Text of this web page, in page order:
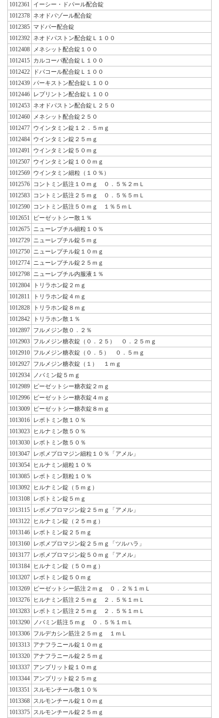
1012361
イーシー・ドパール配合錠
1012378 ネオドパゾール配合錠
1012385 マドパー配合錠
1012392 ネオドパストン配合錠Ｌ１００
1012408
メネシット配合錠１００
1012415 カルコーパ配合錠Ｌ１００
1012422
ドパコール配合錠Ｌ１００
1012439 パーキストン配合錠Ｌ１００
1012446 レプリントン配合錠Ｌ１００
1012453 ネオドパストン配合錠Ｌ２５０
1012460
メネシット配合錠２５０
1012477 ウインタミン錠１２．５ｍｇ
1012484 ウインタミン錠２５ｍｇ
1012491
ウインタミン錠５０ｍｇ
1012507 ウインタミン錠１００ｍｇ
1012569 ウインタミン細粒（１０％）
1012576
コントミン筋注１０ｍｇ ０．５％２ｍＬ
1012583
コントミン筋注２５ｍｇ ０．５％５ｍＬ
1012590
コントミン筋注５０ｍｇ １％５ｍＬ
1012651
ピーゼットシー散１％
1012675
ニューレプチル細粒１０％
1012729
ニューレプチル錠５ｍｇ
1012750
ニューレプチル錠１０ｍｇ
1012774
ニューレプチル錠２５ｍｇ
1012798
ニューレプチル内服液１％
1012804
トリラホン錠２ｍｇ
1012811
トリラホン錠４ｍｇ
1012828
トリラホン錠８ｍｇ
1012842
トリラホン散１％
1012897 フルメジン散０．２％
1012903 フルメジン糖衣錠（０．２５） ０．２５ｍｇ
1012910 フルメジン糖衣錠（０．５） ０．５ｍｇ
1012927 フルメジン糖衣錠（１） １ｍｇ
1012934
ノバミン錠５ｍｇ
1012989
ピーゼットシー糖衣錠２ｍｇ
1012996
ピーゼットシー糖衣錠４ｍｇ
1013009
ピーゼットシー糖衣錠８ｍｇ
1013016 レボトミン散１０％
1013023
ヒルナミン散５０％
1013030 レボトミン散５０％
1013047 レボメプロマジン細粒１０％「アメル」
1013054
ヒルナミン細粒１０％
1013085 レボトミン顆粒１０％
1013092
ヒルナミン錠（５ｍｇ）
1013108 レボトミン錠５ｍｇ
1013115 レボメプロマジン錠２５ｍｇ「アメル」
1013122
ヒルナミン錠（２５ｍｇ）
1013146 レボトミン錠２５ｍｇ
1013160 レボメプロマジン錠２５ｍｇ「ツルハラ」
1013177 レボメプロマジン錠５０ｍｇ「アメル」
1013184
ヒルナミン錠（５０ｍｇ）
1013207 レボトミン錠５０ｍｇ
1013269
ピーゼットシー筋注２ｍｇ ０．２％１ｍＬ
1013276
ヒルナミン筋注２５ｍｇ ２．５％１ｍＬ
1013283 レボトミン筋注２５ｍｇ ２．５％１ｍＬ
1013290
ノバミン筋注５ｍｇ ０．５％１ｍＬ
1013306 フルデカシン筋注２５ｍｇ １ｍＬ
1013313 アナフラニール錠１０ｍｇ
1013320 アナフラニール錠２５ｍｇ
1013337 アンプリット錠１０ｍｇ
1013344 アンプリット錠２５ｍｇ
1013351
スルモンチール散１０％
1013368
スルモンチール錠１０ｍｇ
1013375
スルモンチール錠２５ｍｇ